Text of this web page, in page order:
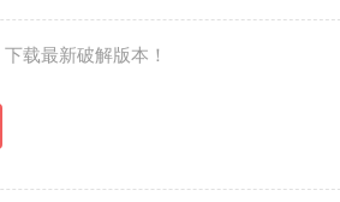
载最新破解版本！